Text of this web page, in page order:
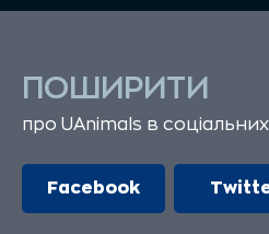
ПОШИРИТИ
про UAnimals в
Facebook